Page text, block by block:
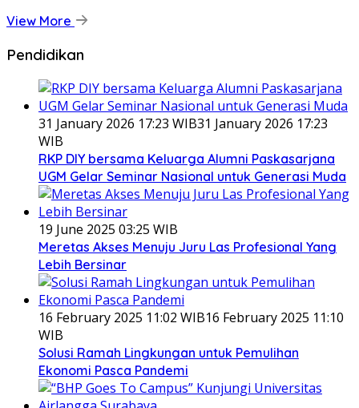
View More
Pendidikan
31 January 2026 17:23 WIB31 January 2026 17:23
WIB
RKP DIY bersama Keluarga Alumni Paskasarjana
UGM Gelar Seminar Nasional untuk Generasi Muda
19 June 2025 03:25 WIB
Meretas Akses Menuju Juru Las Profesional Yang
Lebih Bersinar
16 February 2025 11:02 WIB16 February 2025 11:10
WIB
Solusi Ramah Lingkungan untuk Pemulihan
Ekonomi Pasca Pandemi